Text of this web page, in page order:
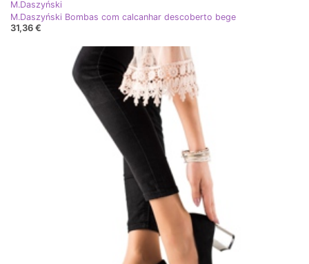
M.Daszyński
M.Daszyński Bombas com calcanhar descoberto bege
31,36 €